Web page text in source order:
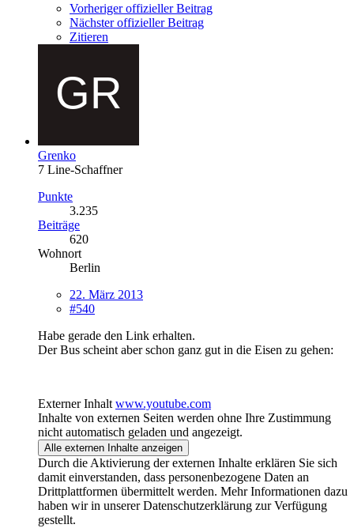
Vorheriger offizieller Beitrag
Nächster offizieller Beitrag
Zitieren
Grenko
7 Line-Schaffner
Punkte
3.235
Beiträge
620
Wohnort
Berlin
22. März 2013
#540
Habe gerade den Link erhalten.
Der Bus scheint aber schon ganz gut in die Eisen zu gehen:
Externer Inhalt www.youtube.com
Inhalte von externen Seiten werden ohne Ihre Zustimmung
nicht automatisch geladen und angezeigt.
Alle externen Inhalte anzeigen
Durch die Aktivierung der externen Inhalte erklären Sie sich
damit einverstanden, dass personenbezogene Daten an
Drittplattformen übermittelt werden. Mehr Informationen dazu
haben wir in unserer Datenschutzerklärung zur Verfügung
gestellt.